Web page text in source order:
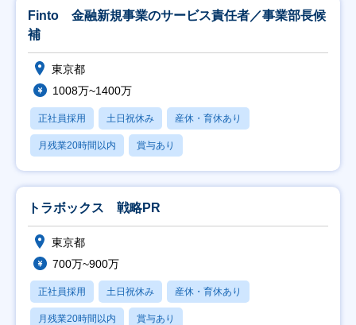
Finto 金融新規事業のサービス責任者／事業部長候
補
東京都
1008万~1400万
正社員採用 土日祝休み 産休・育休あり
月残業20時間以内 賞与あり
トラボックス 戦略PR
東京都
700万~900万
正社員採用 土日祝休み 産休・育休あり
月残業20時間以内 賞与あり